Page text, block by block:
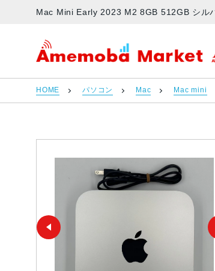
Mac Mini Early 2023 M2 8GB 512GB シル
アメモバマーケット
HOME パソコン Mac Mac mini